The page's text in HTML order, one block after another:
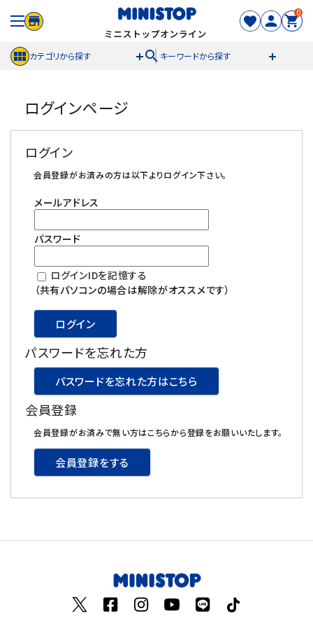
0
カテゴリから探す search キーワードから探す
meeting_room ログイン person 新規登録
セール商品
カテゴリから探す
冷凍食品
スイーツ
お菓子
酒類
日用品
ギフト
ログインページ
ログイン
会員登録がお済みの方は以下よりログイン下さい。
メールアドレス
パスワード
ログインIDを記憶する
（共有パソコンの場合は解除がオススメです）
ログイン
パスワードを忘れた方
パスワードを忘れた方はこちら
会員登録
会員登録がお済みで無い方はこちらから登録をお願いいたします。
会員登録をする